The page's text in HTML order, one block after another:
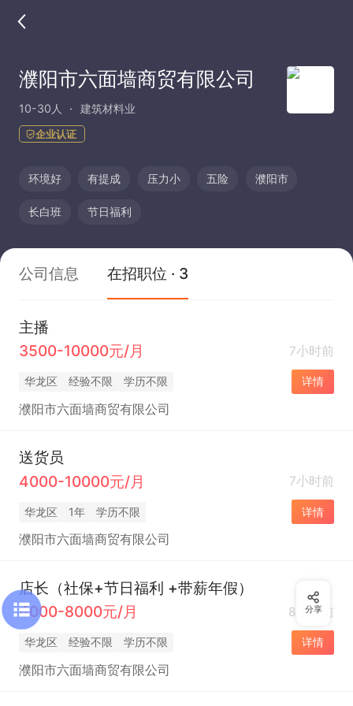
濮阳市六面墙商贸有限公司
10-30人 建筑材料业
企业认证
环境好 有提成 压力小 五险 濮阳市
长白班 节日福利
公司信息 在招职位 · 3
主播
3500-10000元/月
7小时前
华龙区 经验不限 学历不限 详情
濮阳市六面墙商贸有限公司
送货员
4000-10000元/月
7小时前
华龙区 1年 学历不限 详情
濮阳市六面墙商贸有限公司
店长（社保+节日福利 +带薪年假）
4000-8000元/月
8小时前
华龙区 经验不限 学历不限 详情
濮阳市六面墙商贸有限公司
分享